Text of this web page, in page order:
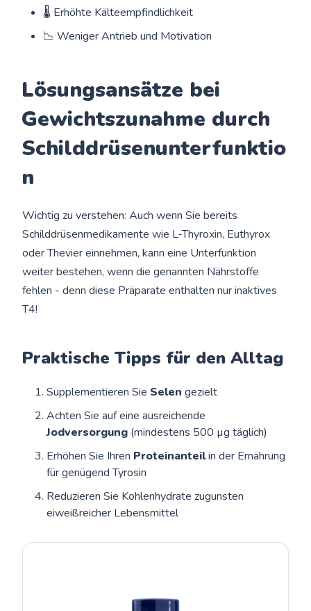
🌡️ Erhöhte Kälteempfindlichkeit
📉 Weniger Antrieb und Motivation
Lösungsansätze bei
Gewichtszunahme durch
Schilddrüsenunterfunktio
n
Wichtig zu verstehen: Auch wenn Sie bereits
Schilddrüsenmedikamente wie L-Thyroxin, Euthyrox
oder Thevier einnehmen, kann eine Unterfunktion
weiter bestehen, wenn die genannten Nährstoffe
fehlen - denn diese Präparate enthalten nur inaktives
T4!
Praktische Tipps für den Alltag
Supplementieren Sie Selen gezielt
Achten Sie auf eine ausreichende
Jodversorgung (mindestens 500 µg täglich)
Erhöhen Sie Ihren Proteinanteilin der Ernährung
für genügend Tyrosin
Reduzieren Sie Kohlenhydrate zugunsten
eiweißreicher Lebensmittel